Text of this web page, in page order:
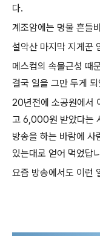
다.
계조암에는 명물 흔들
설악산 마지막 지게꾼
메스컴의 속물근성 때
결국 일을 그만 두게
20년전에 소공원에서
고 6,000원 받았다는
방송을 하는 바람에 사
있는대로 얻어 먹었답
요즘 방송에서도 이런